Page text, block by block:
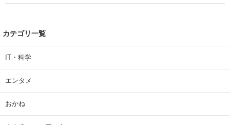
カテゴリ一覧
IT・科学
エンタメ
おかね